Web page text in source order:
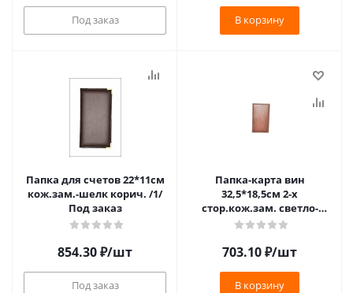
Под заказ В корзину
Папка для счетов 22*11см
кож.зам.-шелк корич. /1/
Под заказ
854.30₽/шт
Под заказ
Папка-карта вин
32,5*18,5см 2-х
стор.кож.зам. светло-
корич. съемные файлы
703.10₽/шт
В корзину